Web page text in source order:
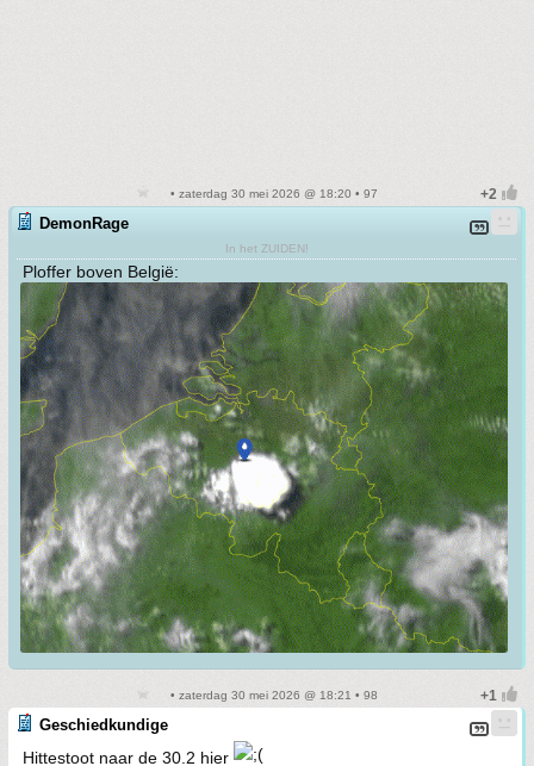
• zaterdag 30 mei 2026 @ 18:20 • 97
DemonRage
In het ZUIDEN!
Ploffer boven België:
• zaterdag 30 mei 2026 @ 18:21 • 98
Geschiedkundige
Hittestoot naar de 30.2 hier